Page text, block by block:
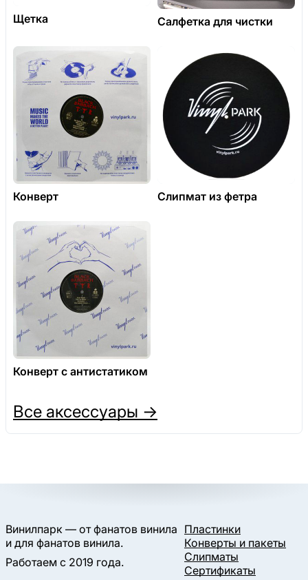
Щетка Салфетка для чистки
Конверт Слипмат из фетра
Конверт с антистатиком
Все аксессуары →
Винилпарк — от фанатов винила
и для фанатов винила.
Работаем с 2019 года.
Пластинки
Конверты и пакеты
Слипматы
Сертификаты